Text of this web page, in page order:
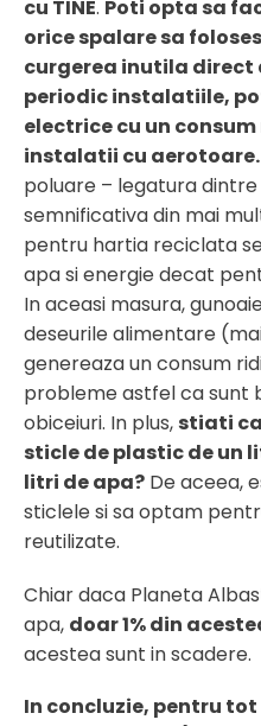
cu TINE. Poti opta sa
orice spalare sa
curgerea inutila direct
periodic instalatiile,
electrice cu un
instalatii cu aerotoare.
poluare – legatura
semnificativa din mai
pentru hartia reciclata
apa si energie decat
In aceasi masura,
deseurile alimentare
genereaza un consum
probleme astfel ca sunt
obiceiuri. In plus, stiati
sticle de plastic de un
litri de apa? De aceea,
sticlele si sa optam
reutilizate.
Chiar daca Planeta
apa, doar 1% din
acestea sunt in scadere.
In concluzie, pentru